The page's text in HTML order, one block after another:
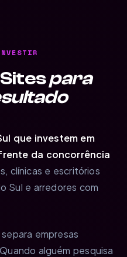
para
que investem em
da concorrência
clínicas e escritórios
Sul e arredores com
empresas
alguém pesquisa